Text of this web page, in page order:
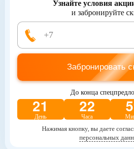
Узнайте условия
и забронируйте
Забронировать
До конца
21
День
22
Часа
Нажимая кнопку, вы даете
персональных